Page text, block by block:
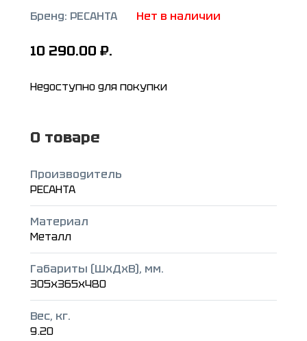
Бренд: РЕСАНТА Нет в наличии
10 290.00 ₽.
Недоступно для покупки
О товаре
Производитель
РЕСАНТА
Материал
Металл
Габариты (ШxДxВ), мм.
305x365x480
Вес, кг.
9.20